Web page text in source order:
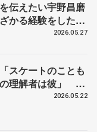
伝えたい宇野昌磨
かる経験をした本
2026.05.27
スケートのことも
理解者は彼」 引
ューで語った競技
2026.05.22